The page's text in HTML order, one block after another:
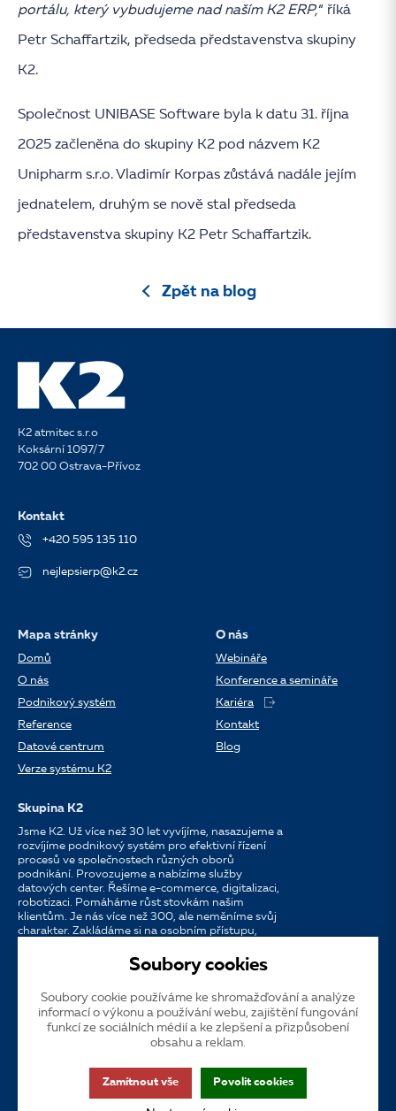
portálu, který vybudujeme nad naším K2 ERP,“ říká
Petr Schaffartzik, předseda představenstva skupiny
K2.
Společnost UNIBASE Software byla k datu 31. října
2025 začleněna do skupiny K2 pod názvem K2
Unipharm s.r.o. Vladimír Korpas zůstává nadále jejím
jednatelem, druhým se nově stal předseda
představenstva skupiny K2 Petr Schaffartzik.
Zpět na blog
K2 atmitec s.r.o
Koksární 1097/7
702 00 Ostrava-Přívoz
Kontakt
+420 595 135 110
nejlepsierp@k2.cz
Mapa stránky
Domů
O nás
Podnikový systém
Reference
Datové centrum
Verze systému K2
O nás
Webináře
Konference a semináře
Kariéra
Kontakt
Blog
Skupina K2
Jsme K2. Už více než 30 let vyvíjíme, nasazujeme a
rozvíjíme podnikový systém pro efektivní řízení
procesů ve společnostech různých oborů
podnikání. Provozujeme a nabízíme služby
datových center. Řešíme e-commerce, digitalizaci,
robotizaci. Pomáháme růst stovkám našim
klientům. Je nás více než 300, ale neměníme svůj
charakter. Zakládáme si na osobním přístupu,
Jazyk CS EN SK
Dotační publicita
Zákaznická podpora VOS
Přístupnost
Soubory cookies
Soubory cookie používáme ke shromažďování a analýze
informací o výkonu a používání webu, zajištění fungování
funkcí ze sociálních médií a ke zlepšení a přizpůsobení
obsahu a reklam.
Zamítnout vše Povolit cookies